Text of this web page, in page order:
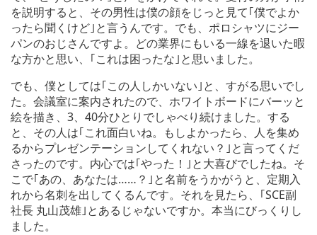
を説明すると、その男性は僕の顔をじっと見て｢僕でよか
ったら聞くけど｣と言うんです。でも、ポロシャツにジー
パンのおじさんですよ。どの業界にもいる一線を退いた暇
な方かと思い、｢これは困ったな｣と思いました。
でも、僕としては｢この人しかいない｣と、すがる思いでし
た。会議室に案内されたので、ホワイトボードにバーッと
絵を描き、3、40分ひとりでしゃべり続けました。する
と、その人は｢これ面白いね。もしよかったら、人を集め
るからプレゼンテーションしてくれない？｣と言ってくだ
さったのです。内心では｢やった！｣と大喜びでしたね。そ
こで｢あの、あなたは……？｣と名前をうかがうと、定期入
れから名刺を出してくるんです。それを見たら、｢SCE副
社長 丸山茂雄｣とあるじゃないですか。本当にびっくりし
ました。